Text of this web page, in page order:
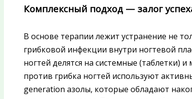
Комплексный подход — залог
В основе терапии лежит устранение не
грибковой инфекции внутри ногтевой
ногтей делятся на системные (таблетки)
против грибка ногтей используют
generation азолы, которые обладают